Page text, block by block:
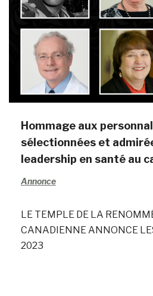
Hommage aux
sélectionnées et
leadership en santé au
Annonce
LE TEMPLE DE LA
CANADIENNE ANNONCE
2023